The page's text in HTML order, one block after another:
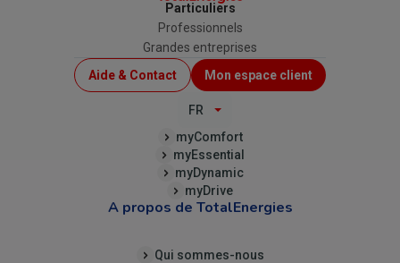
Particuliers
Professionnels
Grandes entreprises
Menu
Top
Aide & Contact Mon espace client
FR
myComfort
myEssential
myDynamic
myDrive
A propos de TotalEnergies
Qui sommes-nous